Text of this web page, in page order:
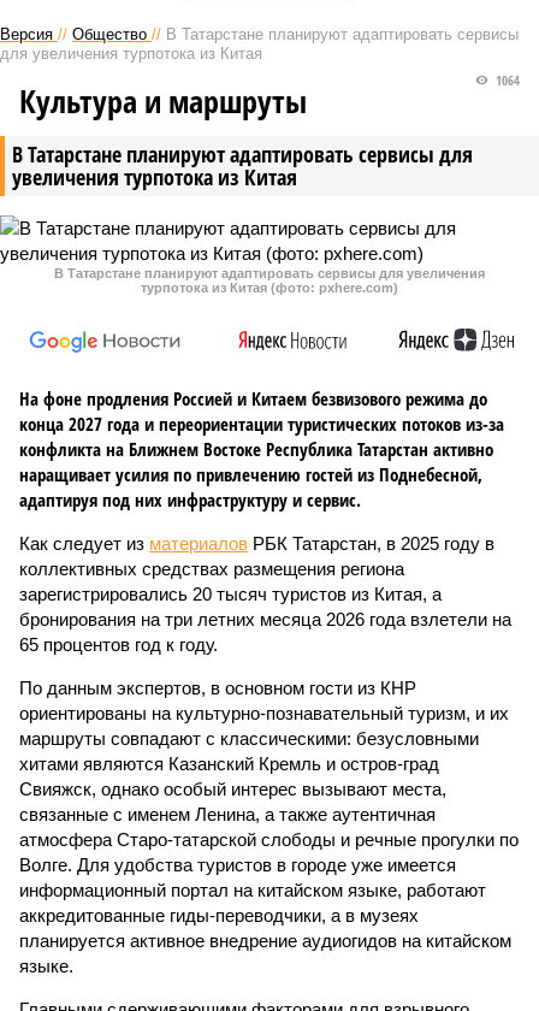
Версия // Общество // В Татарстане планируют адаптировать сервисы
для увеличения турпотока из Китая
В Татарстане планируют адаптировать сервисы для
увеличения турпотока из Китая
1064
Культура и маршруты
В Татарстане планируют адаптировать сервисы для увеличения
турпотока из Китая (фото: pxhere.com)
На фоне продления Россией и Китаем безвизового режима до
конца 2027 года и переориентации туристических потоков из-за
конфликта на Ближнем Востоке Республика Татарстан активно
наращивает усилия по привлечению гостей из Поднебесной,
адаптируя под них инфраструктуру и сервис.
Как следует из материалов РБК Татарстан, в 2025 году в
коллективных средствах размещения региона
зарегистрировались 20 тысяч туристов из Китая, а
бронирования на три летних месяца 2026 года взлетели на
65 процентов год к году.
По данным экспертов, в основном гости из КНР
ориентированы на культурно-познавательный туризм, и их
маршруты совпадают с классическими: безусловными
хитами являются Казанский Кремль и остров-град
Свияжск, однако особый интерес вызывают места,
связанные с именем Ленина, а также аутентичная
атмосфера Старо-татарской слободы и речные прогулки по
Волге. Для удобства туристов в городе уже имеется
информационный портал на китайском языке, работают
аккредитованные гиды-переводчики, а в музеях
планируется активное внедрение аудиогидов на китайском
языке.